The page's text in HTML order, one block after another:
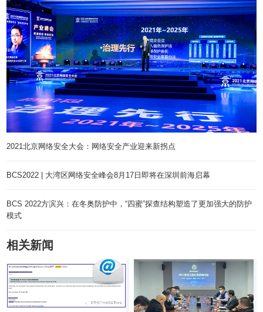
2021北京网络安全大会：网络安全产业迎来新拐点
BCS2022 | 大湾区网络安全峰会8月17日即将在深圳前海启幕
BCS 2022方滨兴：在冬奥防护中，“四蜜”探查结构塑造了更加强大的防护
模式
相关新闻